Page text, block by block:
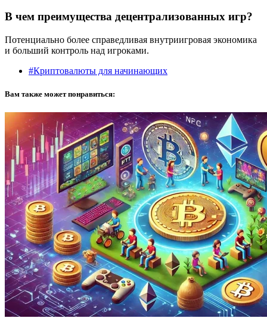
В чем преимущества децентрализованных игр?
Потенциально более справедливая внутриигровая экономика
и больший контроль над игроками.
#Криптовалюты для начинающих
Вам также может понравиться: